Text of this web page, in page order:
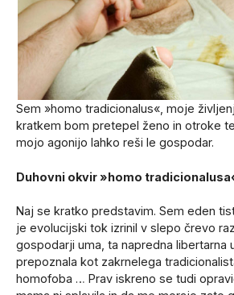
Sem »homo tradicionalus«, moje
kratkem bom pretepel ženo in otroke
mojo agonijo lahko reši le gospodar.
Duhovni okvir »homo
Naj se kratko predstavim. Sem eden
je evolucijski tok izrinil v slepo črevo
gospodarji uma, ta napredna libertarna
prepoznala kot zakrnelega
homofoba … Prav iskreno se tudi